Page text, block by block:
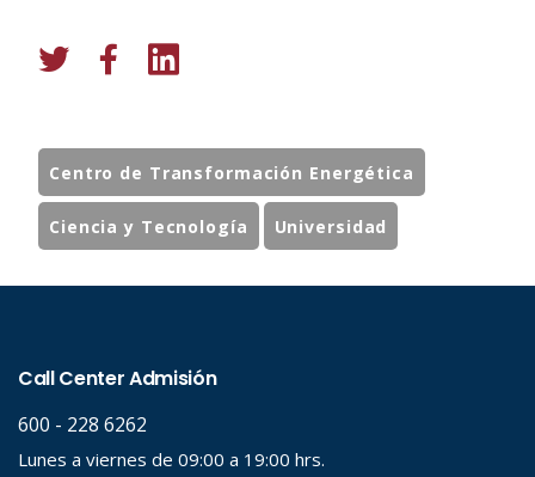
Centro de Transformación Energética
Ciencia y Tecnología Universidad